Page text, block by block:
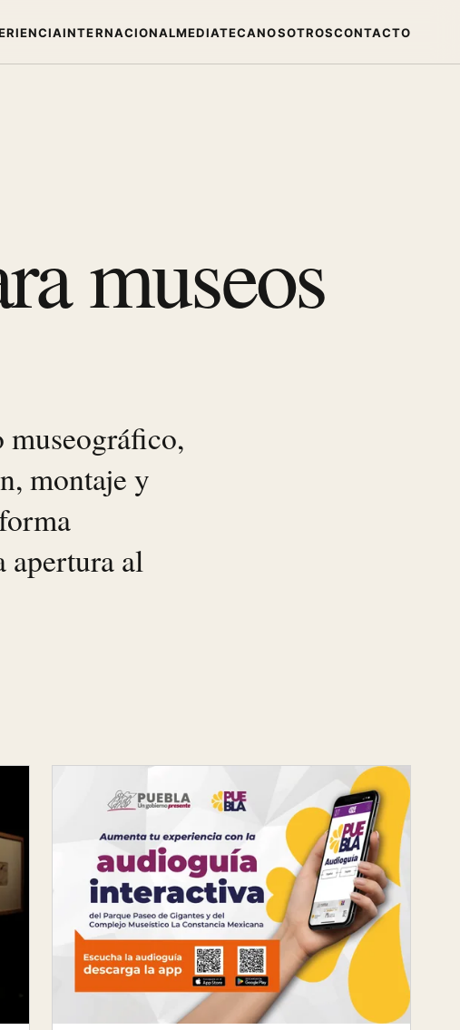
INTERNACIONALMEDIATECANOSOTROSCONTACTO
museos
montaje y
apertura al